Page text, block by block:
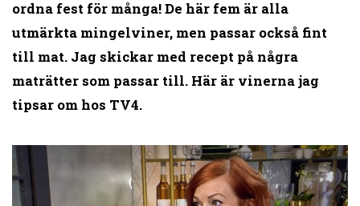
ordna fest för många! De här fem är alla
utmärkta mingelviner, men passar också fint
till mat. Jag skickar med recept på några
maträtter som passar till. Här är vinerna jag
tipsar om hos TV4.